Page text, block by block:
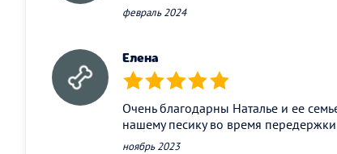
февраль 2024
Елена
(*) (*) (*) (*) (*)
Очень благодарны Наталье и ее
нашему песику во время
ноябрь 2023